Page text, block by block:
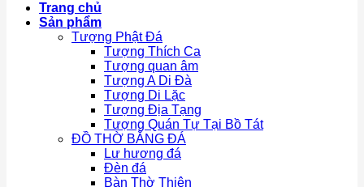
Trang chủ
Sản phẩm
Tượng Phật Đá
Tượng Thích Ca
Tượng quan âm
Tượng A Di Đà
Tượng Di Lặc
Tượng Địa Tạng
Tượng Quán Tự Tại Bồ Tát
ĐỒ THỜ BẰNG ĐÁ
Lư hương đá
Đèn đá
Bàn Thờ Thiên